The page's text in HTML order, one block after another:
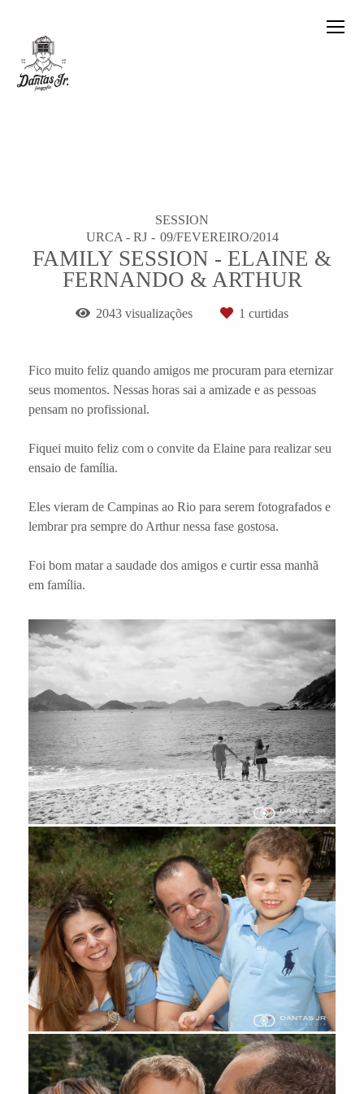
SESSION
URCA - RJ
09/FEVEREIRO/2014
FAMILY SESSION - ELAINE &
FERNANDO & ARTHUR
2043 visualizações 1 curtidas
Fico muito feliz quando amigos me procuram para eternizar
seus momentos. Nessas horas sai a amizade e as pessoas
pensam no profissional.
Fiquei muito feliz com o convite da Elaine para realizar seu
ensaio de família.
Eles vieram de Campinas ao Rio para serem fotografados e
lembrar pra sempre do Arthur nessa fase gostosa.
Foi bom matar a saudade dos amigos e curtir essa manhã
em família.